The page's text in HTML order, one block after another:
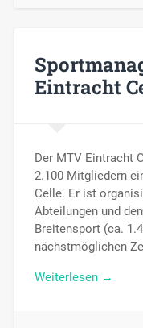
Eintracht
Der MTV Eintracht
2.100 Mitgliedern
Celle. Er ist
Abteilungen und
Breitensport (ca.
nächstmöglichen
Weiterlesen →